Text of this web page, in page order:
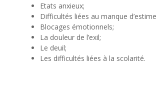
Etats anxieux;
Difficultés liées au manque
Blocages émotionnels;
La douleur de l’exil;
Le deuil;
Les difficultés liées à la scolarité.